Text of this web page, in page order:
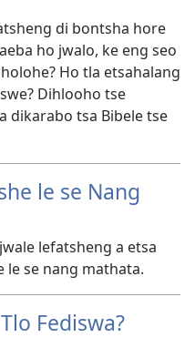
di bontsha hore
ho jwalo, ke eng seo
Ho tla etsahalang
Dihlooho tse
dikarabo tsa Bibele tse
le se Nang
lefatsheng a etsa
le se nang mathata.
Fediswa?